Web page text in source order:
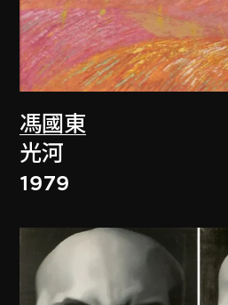
馮國東
光河
1979